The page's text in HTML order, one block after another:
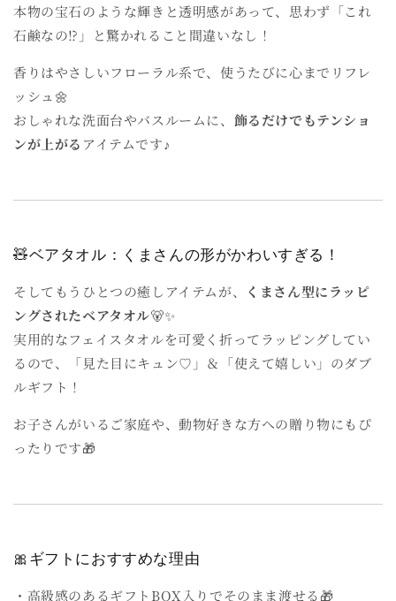
本物の宝石のような輝きと透明感があって、思わず「これ
石鹸なの⁉︎」と驚かれること間違いなし！
香りはやさしいフローラル系で、使うたびに心までリフレ
ッシュ🌼
おしゃれな洗面台やバスルームに、 飾るだけでもテンショ
ンが上がる アイテムです♪
🧸ベアタオル：くまさんの形がかわいすぎる！
そしてもうひとつの癒しアイテムが、
くまさん型にラッピ
ングされたベアタオル🐻✨
実用的なフェイスタオルを可愛く折ってラッピングしてい
るので、「見た目にキュン♡」＆「使えて嬉しい」のダブ
ルギフト！
お子さんがいるご家庭や、動物好きな方への贈り物にもぴ
ったりです🎁
🎀ギフトにおすすめな理由
・高級感のあるギフトBOX入りでそのまま渡せる🎁